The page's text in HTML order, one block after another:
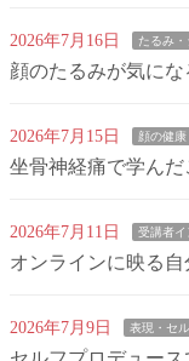
2026年7月16日 たるみ
顔のたるみが気に
2026年7月15日 顔の健
坐骨神経痛で学ん
2026年7月11日 受講者イ
オンラインに映る
2026年7月9日 表現・セ